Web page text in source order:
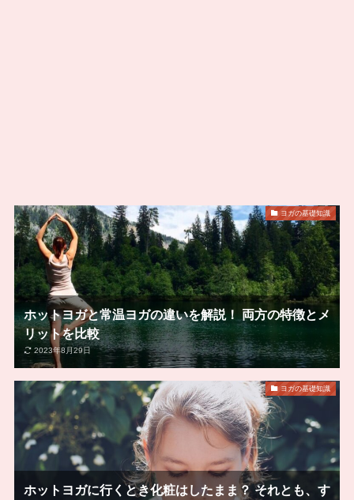
ヨガの基礎知識
ホットヨガと常温ヨガの違いを解説！ 両方の特徴とメ
リットを比較
2023年8月29日
ヨガの基礎知識
ホットヨガに行くとき化粧はしたまま？ それとも、す